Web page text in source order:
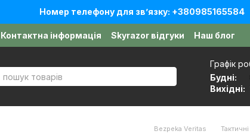
Номер телефону для звʼязку: +380985165584
Контактна інформація Skyrazor відгуки
Наш блог
Договір публічної оферти
Графік
Будні:
Вихідні:
Bezpeka Veritas